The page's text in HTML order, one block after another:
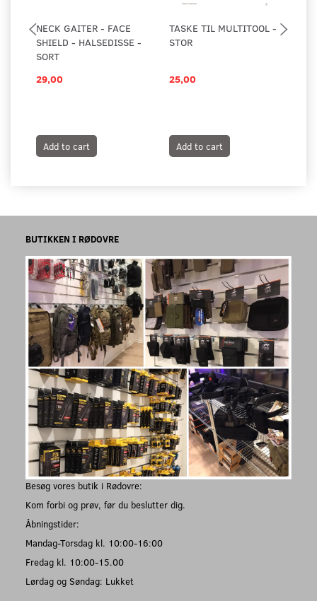
NECK GAITER - FACE
SHIELD - HALSEDISSE -
SORT
29,00
Add to cart
TASKE TIL MULTITOOL -
STOR
25,00
Add to cart
BUTIKKEN I RØDOVRE
Besøg vores butik i Rødovre:
Kom forbi og prøv, før du beslutter dig.
Åbningstider:
Mandag-Torsdag kl. 10:00-16:00
Fredag kl. 10:00-15.00
Lørdag og Søndag: Lukket